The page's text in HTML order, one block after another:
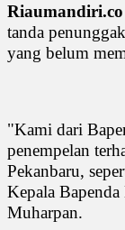
Riaumandiri.co
tanda
yang belum
"Kami dari
penempelan
Pekanbaru,
Kepala
Muharpan.